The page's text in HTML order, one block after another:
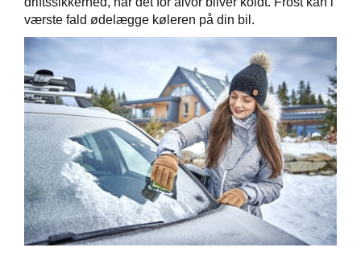
værste fald ødelægge køleren på din bil.